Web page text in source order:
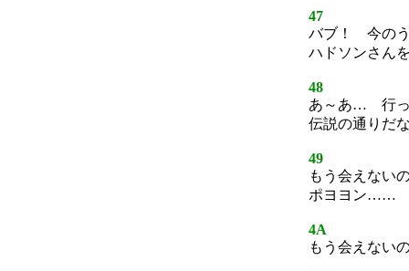
47
バブ！ 今の
ハドソンさん
48
あ～あ… 行
伝説の通りだ
49
もう会えない
ポヨヨン……
4A
もう会えない